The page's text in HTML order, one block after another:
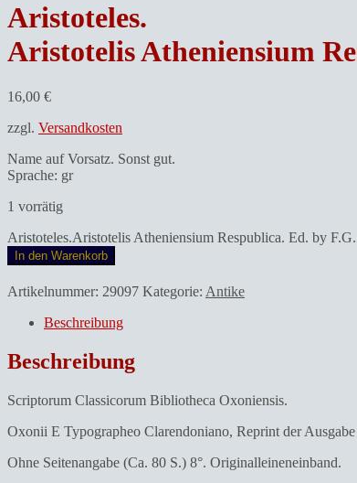
Aristoteles.
Aristotelis Atheniensium
16,00 €
zzgl. Versandkosten
Name auf Vorsatz. Sonst gut.
Sprache: gr
1 vorrätig
Aristoteles.Aristotelis Atheniensium Respublica. Ed. by
In den Warenkorb
Artikelnummer: 29097 Kategorie: Antike
Beschreibung
Beschreibung
Scriptorum Classicorum Bibliotheca Oxoniensis.
Oxonii E Typographeo Clarendoniano, Reprint der
Ohne Seitenangabe (Ca. 80 S.) 8°. Originalleineneinband.